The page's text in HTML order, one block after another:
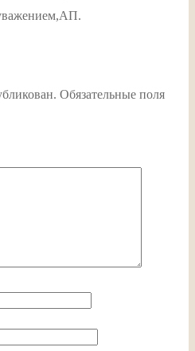
Обязательные поля